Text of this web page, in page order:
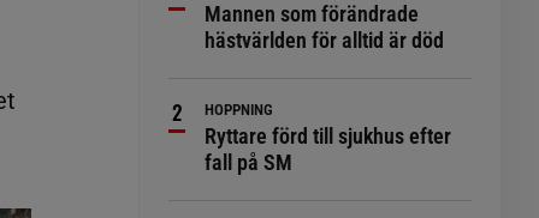
Mannen som förändrade
hästvärlden för alltid är död
HOPPNING
Ryttare förd till sjukhus efter
fall på SM